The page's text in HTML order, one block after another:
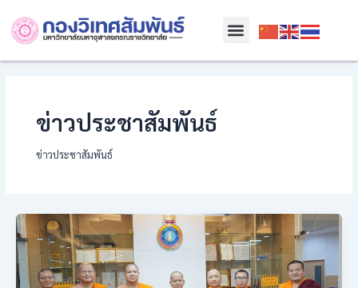
content
Menu
ข่าวประชาสัมพันธ์
ข่าวประชาสัมพันธ์
pagination